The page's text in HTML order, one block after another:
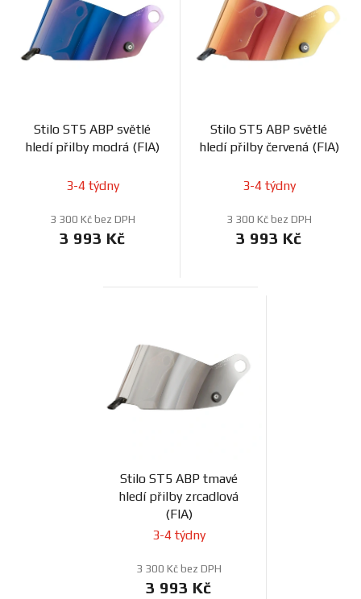
Stilo ST5 ABP světlé
hledí přilby modrá (FIA)
3-4 týdny
3 300 Kč bez DPH
3 993 Kč
Stilo ST5 ABP světlé
hledí přilby červená (FIA)
3-4 týdny
3 300 Kč bez DPH
3 993 Kč
Stilo ST5 ABP tmavé
hledí přilby zrcadlová
(FIA)
3-4 týdny
3 300 Kč bez DPH
3 993 Kč